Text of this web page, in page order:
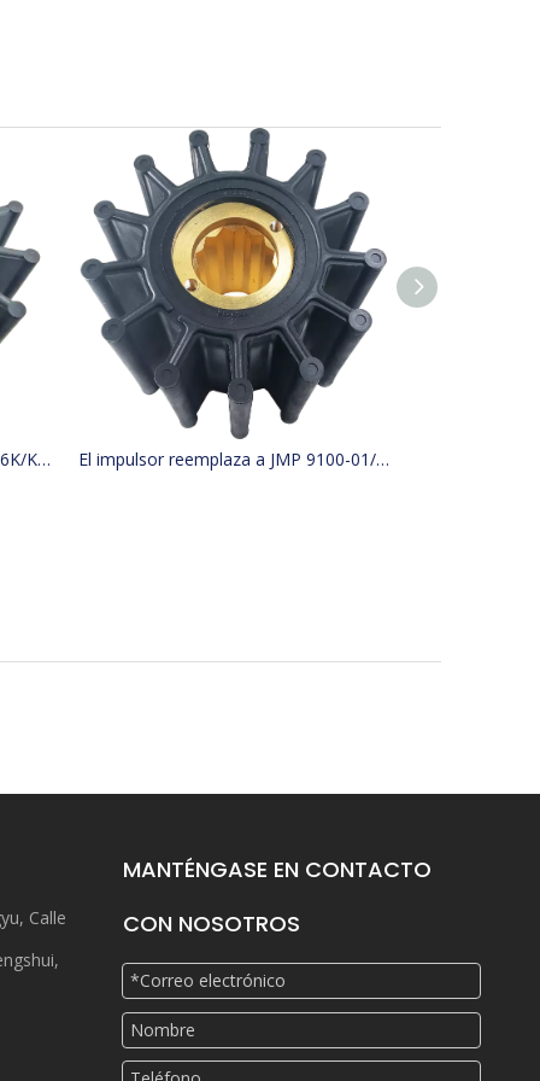
El impulsor reemplaza a JMP 9136K/KASHIYAMA SP-600 CON KINKI BK-0314 El impulsor reemplaza a JMP 9100-01/JABSCO 31500-0001 2999-0001/KASHIYAMA CON KINKI BK-0132
Calle
MANTÉNGASE EN CONTACTO
CON NOSOTROS